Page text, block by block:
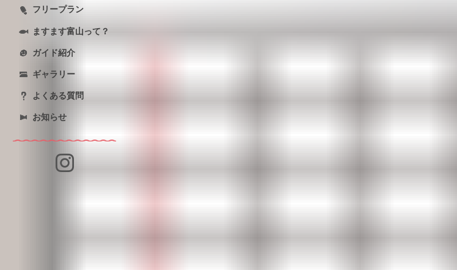
フリープラン
ますます富山って？
ガイド紹介
ギャラリー
よくある質問
お知らせ